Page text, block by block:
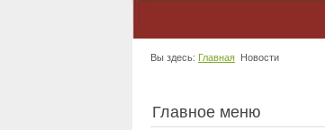
Вы здесь: Главная Новости
Главное меню